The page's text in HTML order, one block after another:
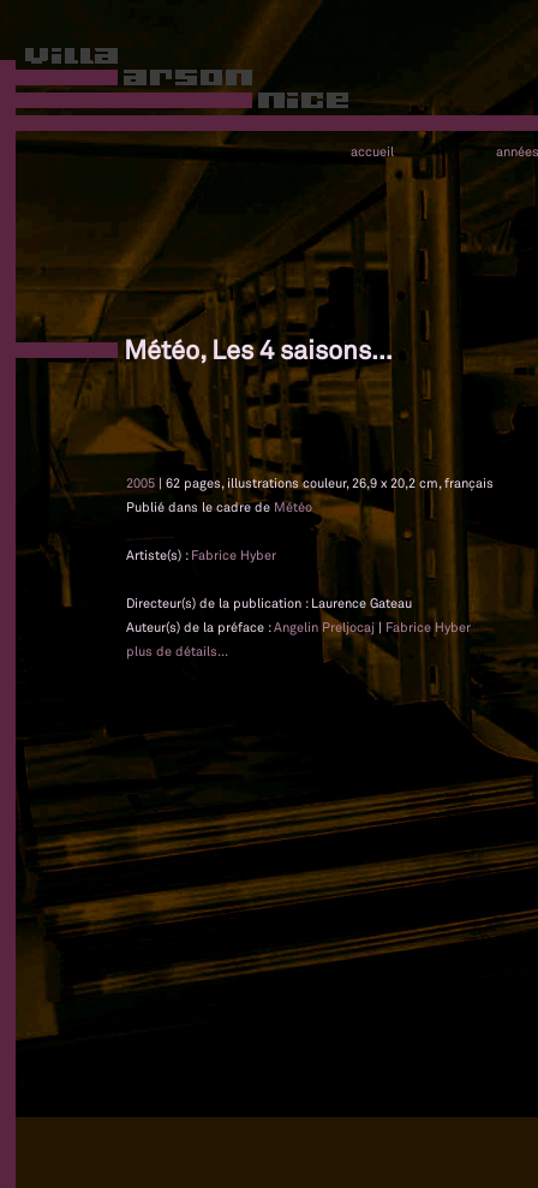
accueil années
Météo, Les 4 saisons…
2005 | 62 pages, illustrations couleur, 26,9 x 20,2 cm, français
Publié dans le cadre de Météo
Artiste(s) : Fabrice Hyber
Directeur(s) de la publication : Laurence Gateau
Auteur(s) de la préface :Angelin Preljocaj| Fabrice Hyber
plus de détails...